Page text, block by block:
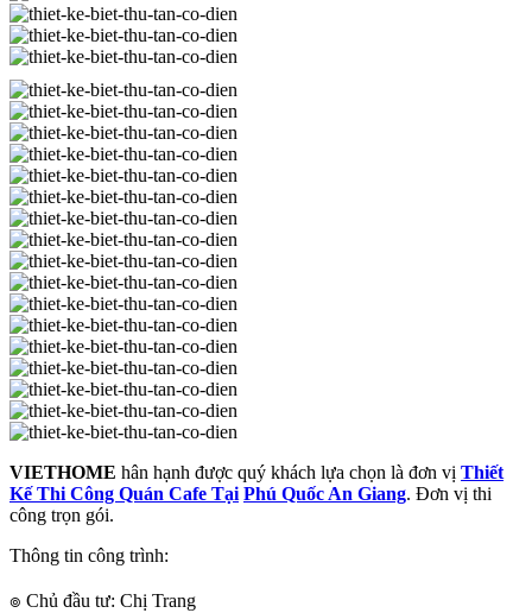
VIETHOME hân hạnh được quý khách lựa chọn là đơn vị Thiết
Kế Thi Công Quán Cafe Tại Phú Quốc An Giang. Đơn vị thi
công trọn gói.
Thông tin công trình:
๏ Chủ đầu tư: Chị Trang